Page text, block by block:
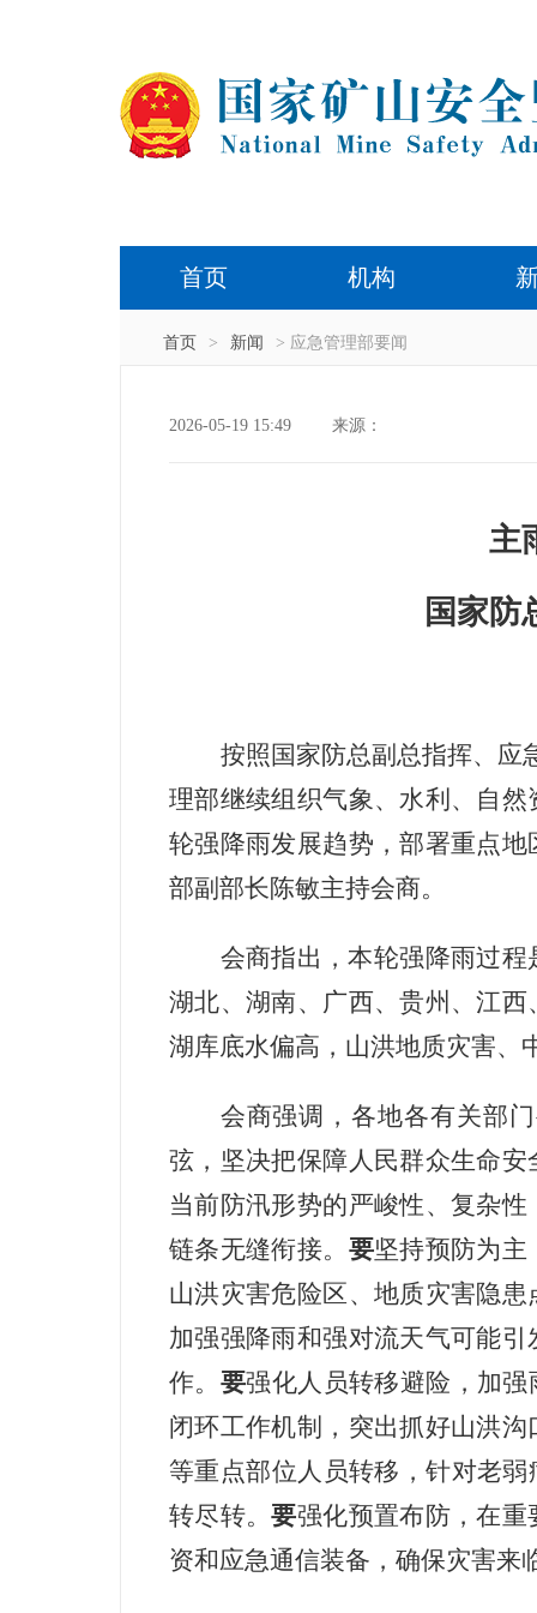
首页 机构
首页 > 新闻 > 应急管理部要闻
2026-05-19 15:49 来源：
主
国家防
按照国家防总副总指挥、应
理部继续组织气象、水利、自
轮强降雨发展趋势，部署重点
部副部长陈敏主持会商。
会商指出，本轮强降雨过
湖北、湖南、广西、贵州、江
湖库底水偏高，山洪地质灾害、
会商强调，各地各有关部
弦，坚决把保障人民群众生命
当前防汛形势的严峻性、复杂
链条无缝衔接。 要坚持预防为主
山洪灾害危险区、地质灾害隐
加强强降雨和强对流天气可能
作。 要强化人员转移避险，加
闭环工作机制，突出抓好山洪
等重点部位人员转移，针对老
转尽转。要强化预置布防，在
资和应急通信装备，确保灾害来